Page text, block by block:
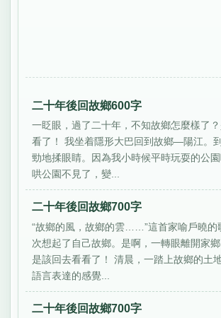
二十年後回故鄉600字
一眨眼，過了二十年，不知故鄉怎麼樣了
看了！ 我坐着隱形大巴回到故鄉—陽江。
勁地揉眼睛。因為我小時候平時玩耍的公
哄公園不見了，變...
二十年後回故鄉700字
“故鄉的風，故鄉的雲……”這首家喻戶曉的
次想起了自己故鄉。是啊，一轉眼離開家鄉
是該回去看看了！ 清晨，一踏上故鄉的土
語言表達的感覺...
二十年後回故鄉700字